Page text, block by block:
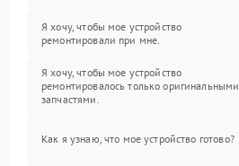
Я хочу, чтобы мое устройство
ремонтировали при мне.
Я хочу, чтобы мое устройство
ремонтировалось только оригинальными
запчастями.
Как я узнаю, что мое устройство готово?